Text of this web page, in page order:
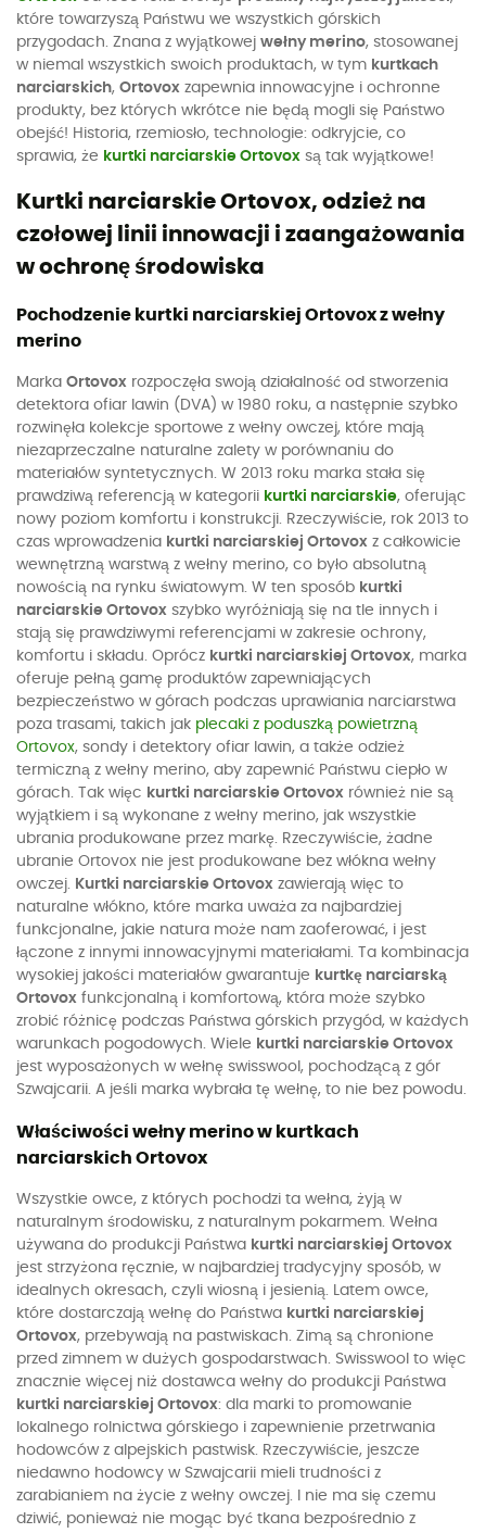
które towarzyszą Państwu we wszystkich górskich
przygodach. Znana z wyjątkowej wełny merino, stosowanej
w niemal wszystkich swoich produktach, w tym kurtkach
narciarskich, Ortovox zapewnia innowacyjne i ochronne
produkty, bez których wkrótce nie będą mogli się Państwo
obejść! Historia, rzemiosło, technologie: odkryjcie, co
sprawia, że kurtki narciarskie Ortovox są tak wyjątkowe!
Kurtki narciarskie Ortovox, odzież na
czołowej linii innowacji i zaangażowania
w ochronę środowiska
Pochodzenie kurtki narciarskiej Ortovox z wełny
merino
Marka Ortovox rozpoczęła swoją działalność od stworzenia
detektora ofiar lawin (DVA) w 1980 roku, a następnie szybko
rozwinęła kolekcje sportowe z wełny owczej, które mają
niezaprzeczalne naturalne zalety w porównaniu do
materiałów syntetycznych. W 2013 roku marka stała się
prawdziwą referencją w kategorii kurtki narciarskie, oferując
nowy poziom komfortu i konstrukcji. Rzeczywiście, rok 2013 to
czas wprowadzenia kurtki narciarskiej Ortovox z całkowicie
wewnętrzną warstwą z wełny merino, co było absolutną
nowością na rynku światowym. W ten sposób kurtki
narciarskie Ortovox szybko wyróżniają się na tle innych i
stają się prawdziwymi referencjami w zakresie ochrony,
komfortu i składu. Oprócz kurtki narciarskiej Ortovox, marka
oferuje pełną gamę produktów zapewniających
bezpieczeństwo w górach podczas uprawiania narciarstwa
poza trasami, takich jak plecaki z poduszką powietrzną
Ortovox, sondy i detektory ofiar lawin, a także odzież
termiczną z wełny merino, aby zapewnić Państwu ciepło w
górach. Tak więc kurtki narciarskie Ortovox również nie są
wyjątkiem i są wykonane z wełny merino, jak wszystkie
ubrania produkowane przez markę. Rzeczywiście, żadne
ubranie Ortovox nie jest produkowane bez włókna wełny
owczej. Kurtki narciarskie Ortovox zawierają więc to
naturalne włókno, które marka uważa za najbardziej
funkcjonalne, jakie natura może nam zaoferować, i jest
łączone z innymi innowacyjnymi materiałami. Ta kombinacja
wysokiej jakości materiałów gwarantuje kurtkę narciarską
Ortovox funkcjonalną i komfortową, która może szybko
zrobić różnicę podczas Państwa górskich przygód, w każdych
warunkach pogodowych. Wiele kurtki narciarskie Ortovox
jest wyposażonych w wełnę swisswool, pochodzącą z gór
Szwajcarii. A jeśli marka wybrała tę wełnę, to nie bez powodu.
Właściwości wełny merino w kurtkach
narciarskich Ortovox
Wszystkie owce, z których pochodzi ta wełna, żyją w
naturalnym środowisku, z naturalnym pokarmem. Wełna
używana do produkcji Państwa kurtki narciarskiej Ortovox
jest strzyżona ręcznie, w najbardziej tradycyjny sposób, w
idealnych okresach, czyli wiosną i jesienią. Latem owce,
które dostarczają wełnę do Państwa kurtki narciarskiej
Ortovox, przebywają na pastwiskach. Zimą są chronione
przed zimnem w dużych gospodarstwach. Swisswool to więc
znacznie więcej niż dostawca wełny do produkcji Państwa
kurtki narciarskiej Ortovox: dla marki to promowanie
lokalnego rolnictwa górskiego i zapewnienie przetrwania
hodowców z alpejskich pastwisk. Rzeczywiście, jeszcze
niedawno hodowcy w Szwajcarii mieli trudności z
zarabianiem na życie z wełny owczej. I nie ma się czemu
dziwić, ponieważ nie mogąc być tkana bezpośrednio z